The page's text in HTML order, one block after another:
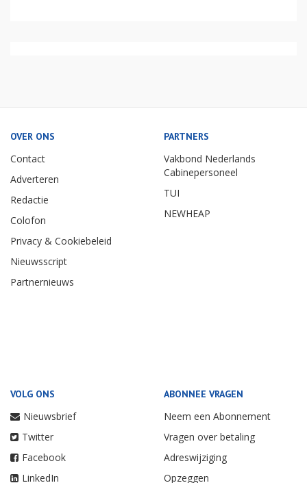
OVER ONS
Contact
Adverteren
Redactie
Colofon
Privacy & Cookiebeleid
Nieuwsscript
Partnernieuws
PARTNERS
Vakbond Nederlands
Cabinepersoneel
TUI
NEWHEAP
VOLG ONS
Nieuwsbrief
Twitter
Facebook
LinkedIn
ABONNEE VRAGEN
Neem een Abonnement
Vragen over betaling
Adreswijziging
Opzeggen